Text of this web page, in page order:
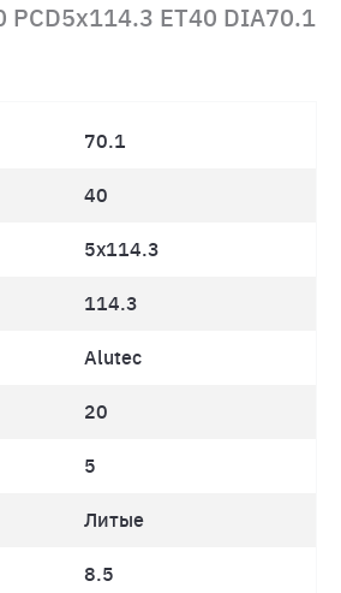
PCD5x114.3 ET40 DIA70.1
70.1
40
5x114.3
114.3
Alutec
20
5
Литые
8.5